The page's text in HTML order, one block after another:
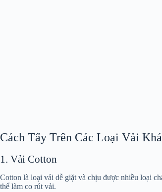
Cách Tẩy Trên Các Loại Vải
1. Vải Cotton
Cotton là loại vải dễ giặt và chịu được nhiều loại
thể làm co rút vải.